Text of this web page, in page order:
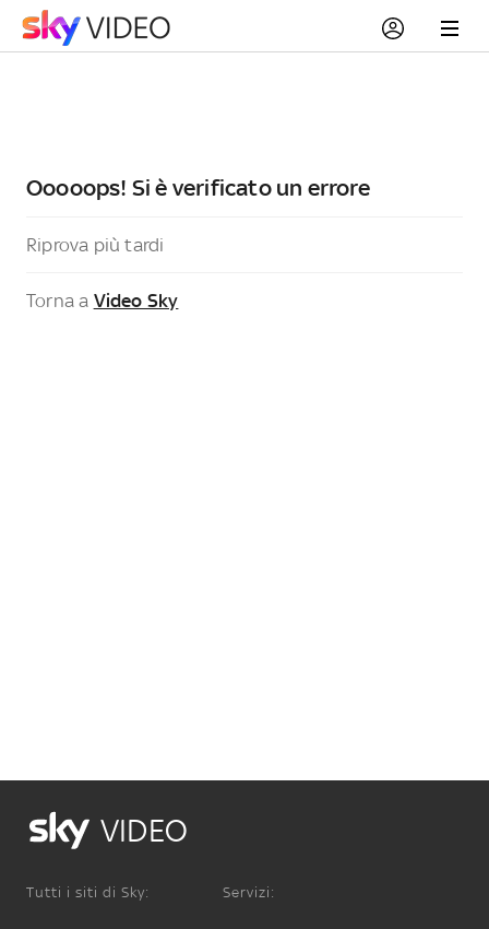
Ooooops! Si è verificato un errore
Riprova più tardi
Torna a Video Sky
VIDEO
Tutti i siti di Sky: Servizi: